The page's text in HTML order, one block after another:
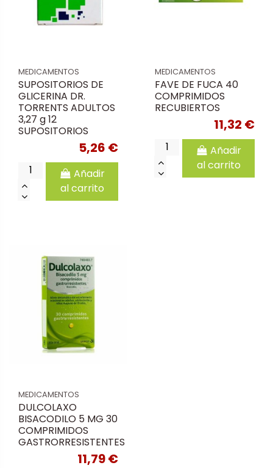
MEDICAMENTOS
SUPOSITORIOS DE
GLICERINA DR.
TORRENTS ADULTOS
3,27 g 12
SUPOSITORIOS
5,26 €
Añadir
al carrito
MEDICAMENTOS
FAVE DE FUCA 40
COMPRIMIDOS
RECUBIERTOS
11,32 €
Añadir
al carrito
MEDICAMENTOS
DULCOLAXO
BISACODILO 5 MG 30
COMPRIMIDOS
GASTRORRESISTENTES
11,79 €